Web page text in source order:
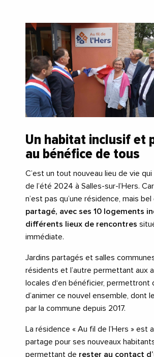
Un habitat inclusif et
au bénéfice de tous
C’est un tout nouveau lieu de vie
de l’été 2024 à Salles-sur-l’Hers. Car
n’est pas qu’une résidence, mais
partagé, avec ses 10 logements
différents lieux de rencontres
immédiate.
Jardins partagés et salles
résidents et l’autre permettant aux
locales d‘en bénéficier, permettront
d’animer ce nouvel ensemble, dont
par la commune depuis 2017.
La résidence « Au fil de l’Hers » est
partage pour ses nouveaux
permettant de rester au contact